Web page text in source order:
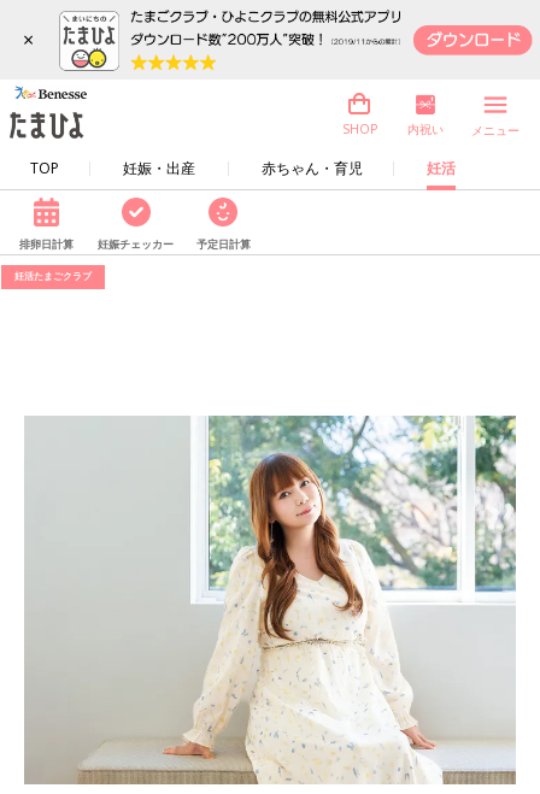
×
TOP 妊娠・出産 赤ちゃん・育児 妊活
SHOP 内祝い メニュー
排卵日計算 妊娠チェッカー 予定日計算
妊活たまごクラブ